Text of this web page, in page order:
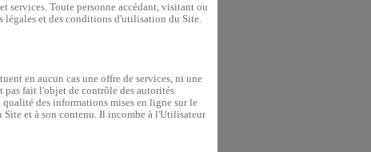
services. Toute personne accédant, visitant ou
légales et des conditions d'utilisation du Site.
en aucun cas une offre de services, ni une
fait l'objet de contrôle des autorités
qualité des informations mises en ligne sur le
et à son contenu. Il incombe à l'Utilisateur